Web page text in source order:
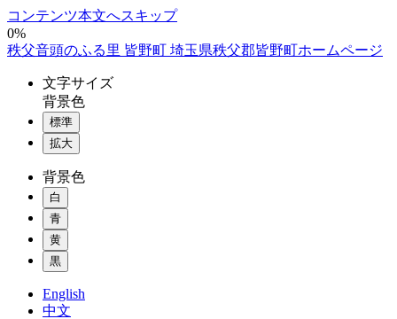
コンテンツ本文へスキップ
0%
秩父音頭のふる里 皆野町 埼玉県秩父郡皆野町ホームページ
文字サイズ
背景色
標準
拡大
背景色
白
青
黄
黒
English
中文